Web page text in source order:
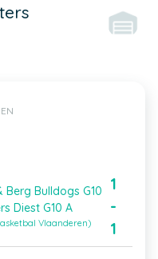
Bulldogs G10
Diest G10 A
Vlaanderen)
1
-
1